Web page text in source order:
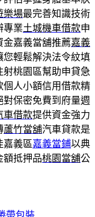
樂場最完善知識技術
專業土城機車借款申
金嘉義當舖推薦嘉義
您輕鬆解決法令紋填
射桃園區幫助申貸急
個人小額信用借款精
對保密免費到府量週
車借款提供資金強力
蘆竹當舖汽車貸款是
嘉義區嘉義當鋪以典
額抵押品桃園當舖公
帶包裝